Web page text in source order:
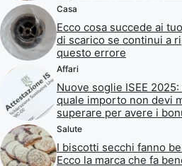
Casa
Ecco cosa succede ai
di scarico se continui a
questo errore
Affari
Nuove soglie ISEE 2025:
quale importo non devi
superare per avere i
Salute
I biscotti secchi fanno
Ecco la marca che fa